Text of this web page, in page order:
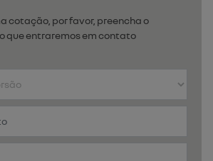
cotação, por favor, preencha o
que entraremos em contato